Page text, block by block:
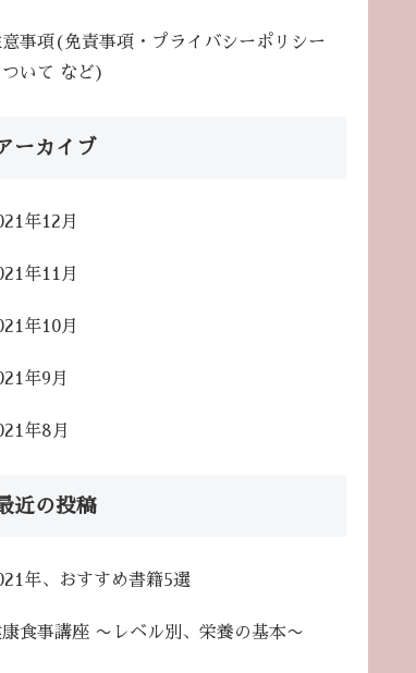
事項(免責事項・プライバシーポリシー
ついて など)
ーカイブ
年12月
年11月
年10月
年9月
年8月
近の投稿
年、おすすめ書籍5選
食事講座 〜レベル別、栄養の基本〜